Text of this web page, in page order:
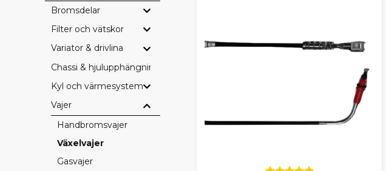
Bromsdelar
Filter och vätskor
Variator & drivlina
Chassi & hjulupphängning
Kyl och värmesystem
Vajer
Handbromsvajer
Växelvajer
Gasvajer